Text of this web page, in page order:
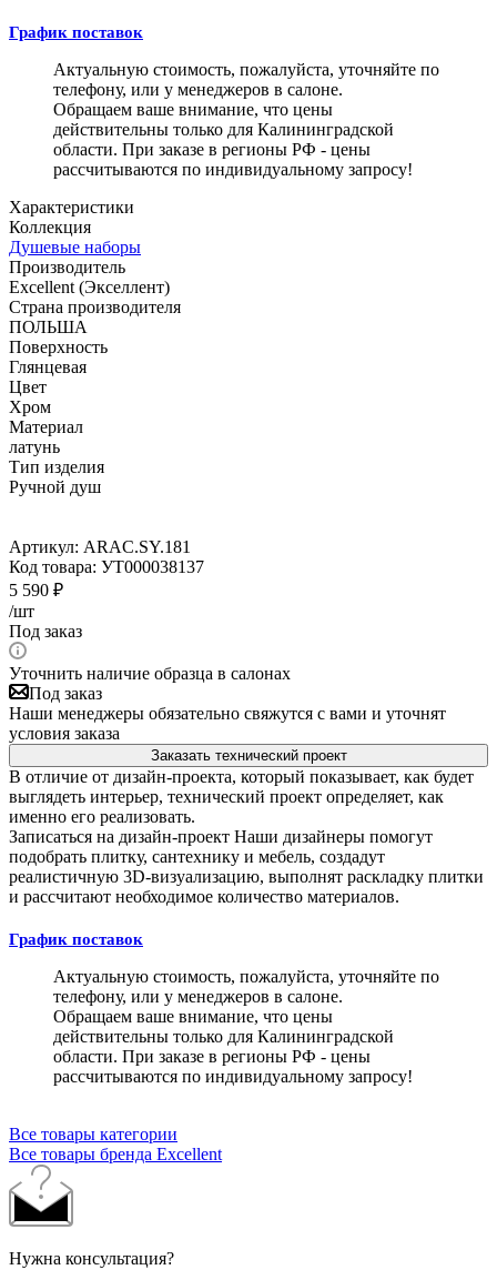
График поставок
Актуальную стоимость, пожалуйста, уточняйте по
телефону, или у менеджеров в салоне.
Обращаем ваше внимание, что цены
действительны только для Калининградской
области. При заказе в регионы РФ - цены
рассчитываются по индивидуальному запросу!
Характеристики
Коллекция
Душевые наборы
Производитель
Excellent (Экселлент)
Страна производителя
ПОЛЬША
Поверхность
Глянцевая
Цвет
Хром
Материал
латунь
Тип изделия
Ручной душ
Артикул: ARAC.SY.181
Код товара: УТ000038137
5 590 ₽
/шт
Под заказ
Уточнить наличие образца в салонах
Под заказ
Наши менеджеры обязательно свяжутся с вами и уточнят
условия заказа
Заказать технический проект
В отличие от дизайн-проекта, который показывает, как будет
выглядеть интерьер, технический проект определяет, как
именно его реализовать.
Записаться на дизайн-проект Наши дизайнеры помогут
подобрать плитку, сантехнику и мебель, создадут
реалистичную 3D-визуализацию, выполнят раскладку плитки
и рассчитают необходимое количество материалов.
График поставок
Актуальную стоимость, пожалуйста, уточняйте по
телефону, или у менеджеров в салоне.
Обращаем ваше внимание, что цены
действительны только для Калининградской
области. При заказе в регионы РФ - цены
рассчитываются по индивидуальному запросу!
Все товары категории
Все товары бренда Excellent
Нужна консультация?